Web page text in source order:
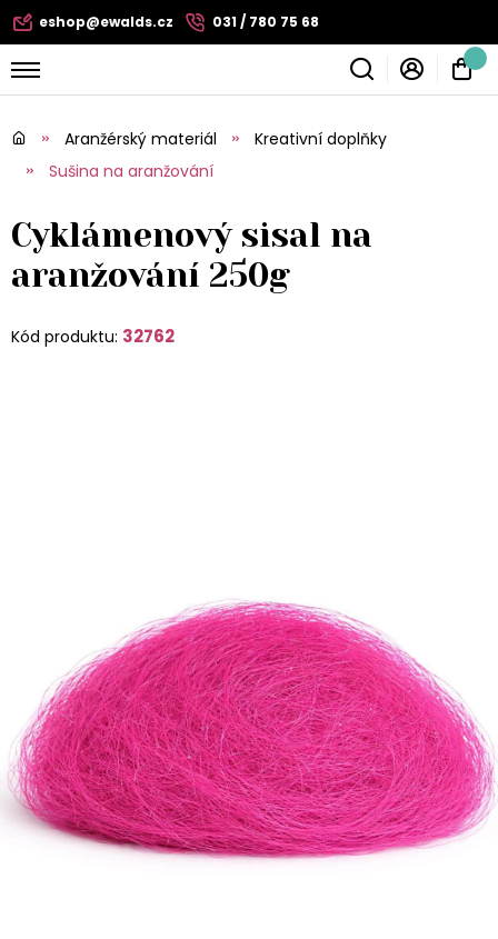
eshop@ewalds.cz 031 / 780 75 68
Aranžérský materiál
Kreativní doplňky
Sušina na aranžování
Cyklámenový sisal na
aranžování 250g
Kód produktu: 32762